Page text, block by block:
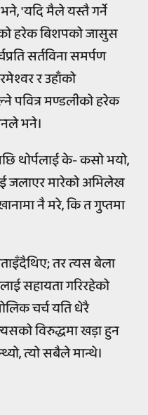
'यदि मैले यस्तै गर्ने
हरेक बिशपको जासुस
सर्तविना समर्पण
र उहाँको
पवित्र मण्डलीको हरेक
भने।
थोर्पलाई के- कसो भयो,
जलाएर मारेको अभिलेख
नै मरे, कि त गुप्तमा
तर त्यस बेला
सहायता गरिरहेको
चर्च यति धेरै
विरुद्धमा खड़ा हुन
त्यो सबैले मान्थे।